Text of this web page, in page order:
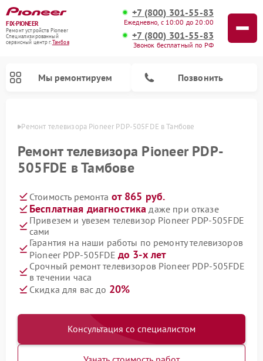
FIX-PIONEER
Ремонт устройств Pioneer
Специализированный
cервисный центр г.Тамбов
+7 (800) 301-55-83
Ежедневно, с 10:00 до 20:00
+7 (800) 301-55-83
Звонок бесплатный по РФ
Мы ремонтируем Позвонить
Ремонт телевизора Pioneer PDP-505FDE в Тамбове
Ремонт телевизора Pioneer PDP-
505FDE в Тамбове
Стоимость ремонта от 865 руб.
Бесплатная диагностика даже при отказе
Привезем и увезем телевизор Pioneer PDP-505FDE
сами
Гарантия на наши работы по ремонту телевизоров
Pioneer PDP-505FDE до 3-х лет
Срочный ремонт телевизоров Pioneer PDP-505FDE
в течении часа
Скидка для вас до 20%
Консультация со специалистом